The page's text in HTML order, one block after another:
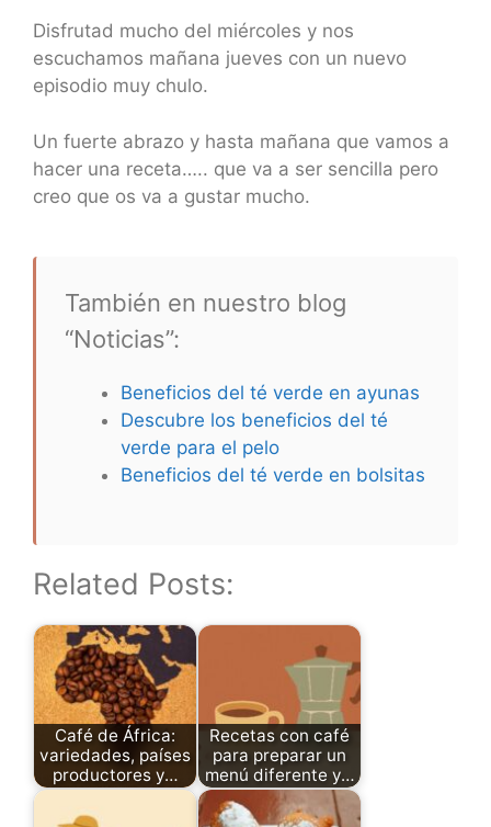
Disfrutad mucho del miércoles y nos
escuchamos mañana jueves con un nuevo
episodio muy chulo.
Un fuerte abrazo y hasta mañana que vamos a
hacer una receta….. que va a ser sencilla pero
creo que os va a gustar mucho.
También en nuestro blog
“Noticias”:
Beneficios del té verde en ayunas
Descubre los beneficios del té
verde para el pelo
Beneficios del té verde en bolsitas
Related Posts:
Café de África:
variedades, países
productores y…
Recetas con café
para preparar un
menú diferente y…